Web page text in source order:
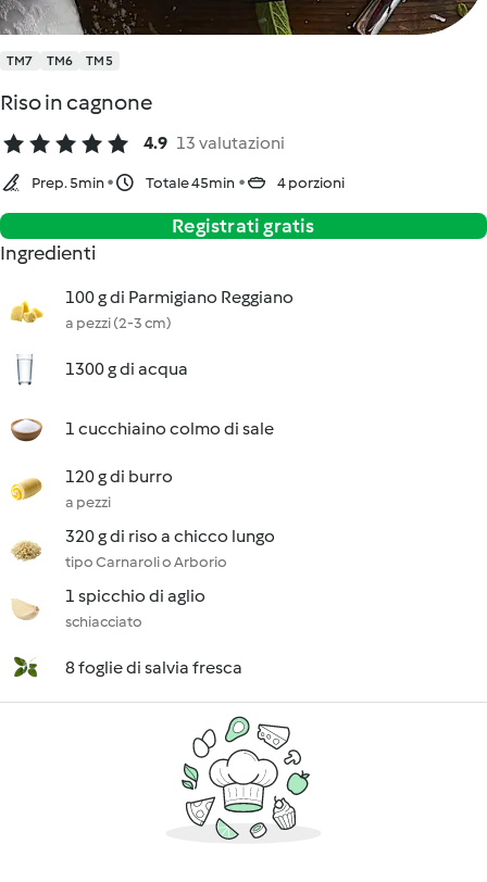
TM7 TM6 TM5
Riso in cagnone
4.9 13 valutazioni
Prep. 5min Totale 45min 4 porzioni
Registrati gratis
Ingredienti
100 g di Parmigiano Reggiano
a pezzi (2-3 cm)
1300 g di acqua
1 cucchiaino colmo di sale
120 g di burro
a pezzi
320 g di riso a chicco lungo
tipo Carnaroli o Arborio
1 spicchio di aglio
schiacciato
8 foglie di salvia fresca